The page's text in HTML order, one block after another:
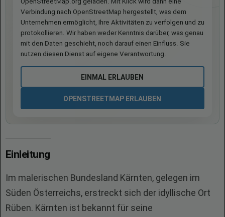
Verbindung nach OpenStreetMap hergestellt, was dem
Unternehmen ermöglicht, Ihre Aktivitäten zu verfolgen und zu
protokollieren. Wir haben weder Kenntnis darüber, was genau
mit den Daten geschieht, noch darauf einen Einfluss. Sie
nutzen diesen Dienst auf eigene Verantwortung.
EINMAL ERLAUBEN
OPENSTREETMAP ERLAUBEN
Einleitung
Im malerischen Bundesland Kärnten, gelegen im
Süden Österreichs, erstreckt sich der idyllische Ort
Rüben. Kärnten ist bekannt für seine